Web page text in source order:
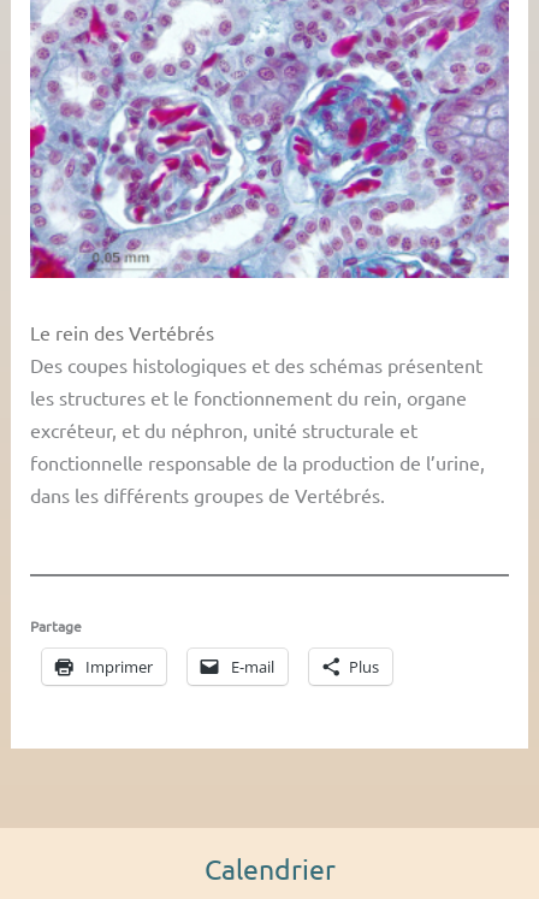
Le rein des Vertébrés
Des coupes histologiques et des schémas présentent
les structures et le fonctionnement du rein, organe
excréteur, et du néphron, unité structurale et
fonctionnelle responsable de la production de l’urine,
dans les différents groupes de Vertébrés.
Partage
Imprimer E-mail Plus
Calendrier